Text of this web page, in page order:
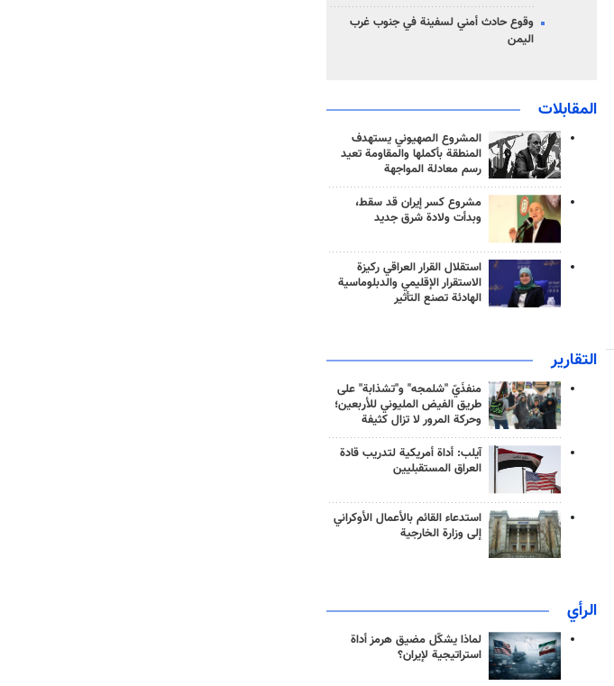
وقوع حادث أمني لسفينة في جنوب غرب
اليمن
المقابلات
المشروع الصهيوني يستهدف
المنطقة بأكملها والمقاومة تعيد
رسم معادلة المواجهة
مشروع كسر إيران قد سقط،
وبدأت ولادة شرق جديد
استقلال القرار العراقي ركيزة
الاستقرار الإقليمي والدبلوماسية
الهادئة تصنع التأثير
التقارير
منفذَيّ "شلمجه" و"تشذابة" على
طريق الفيض المليوني للأربعين؛
وحركة المرور لا تزال كثيفة
آيلب: أداة أمريكية لتدريب قادة
العراق المستقبليين
استدعاء القائم بالأعمال الأوكراني
إلى وزارة الخارجية
الرأي
لماذا يشكّل مضيق هرمز أداة
استراتيجية لإيران؟